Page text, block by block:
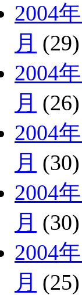
2004
月 (29)
2004
月 (26)
2004
月 (30)
2004
月 (30)
2004
月 (25)